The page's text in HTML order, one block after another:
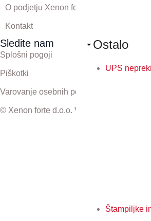
Ostalo
UPS
Štampiljke
O podjetju Xenon forte
Kontakt
Sledite nam
Splošni pogoji
Piškotki
Varovanje osebnih podatkov
© Xenon forte d.o.o. Vse pravice